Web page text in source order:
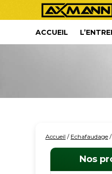
ACCUEIL
Accueil / Echafaudage /
Nos